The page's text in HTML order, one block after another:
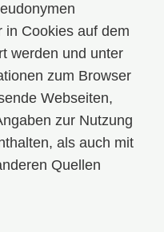
in Cookies auf dem
werden und unter
zum Browser
Webseiten,
zur Nutzung
als auch mit
Quellen